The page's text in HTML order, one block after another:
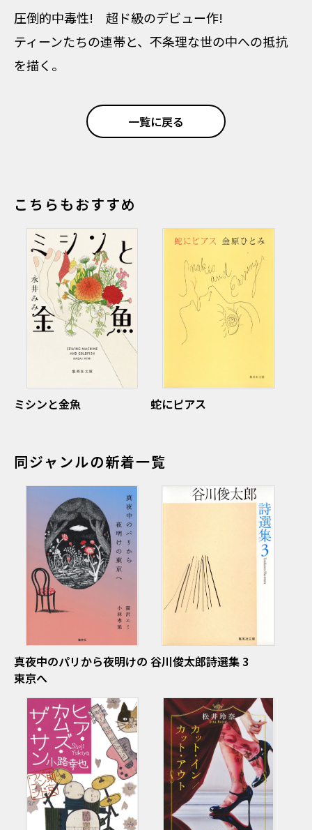
圧倒的中毒性! 超ド級のデビュー作!
ティーンたちの連帯と、不条理な世の中への抵抗
を描く。
一覧に戻る
こちらもおすすめ
ミシンと金魚 蛇にピアス
同ジャンルの新着一覧
真夜中のパリから夜明けの
東京へ
谷川俊太郎詩選集 3